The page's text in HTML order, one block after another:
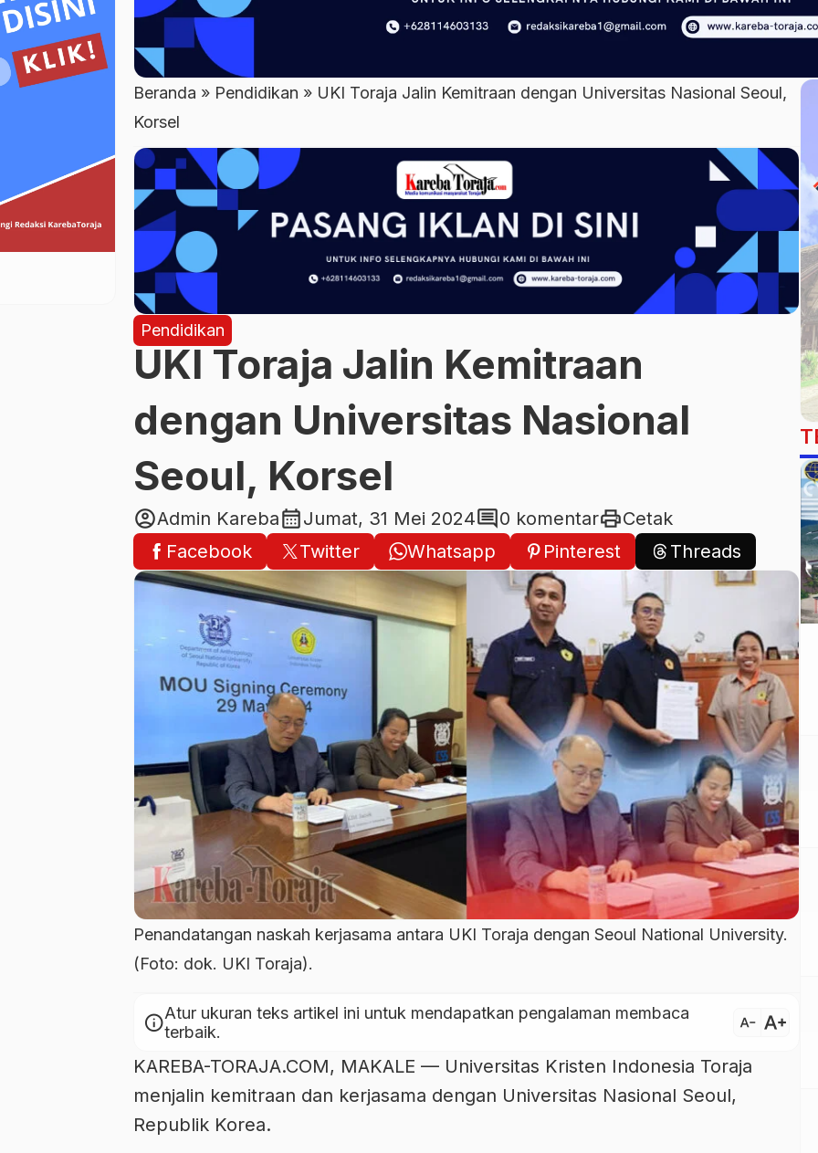
Beranda » Pendidikan » UKI Toraja Jalin Kemitraan dengan Universitas Nasional Seoul,
Korsel
Pendidikan
UKI Toraja Jalin Kemitraan
dengan Universitas Nasional
Seoul, Korsel
account_circleAdmin Karebacalendar_monthJumat, 31 Mei 2024comment0 komentarprintCetak
Facebook
Twitter Whatsapp Pinterest Threads
Penandatangan naskah kerjasama antara UKI Toraja dengan Seoul National University.
(Foto: dok. UKI Toraja).
infoAtur ukuran teks artikel ini untuk mendapatkan pengalaman membaca
terbaik.
text_decrease text_increase
KAREBA-TORAJA.COM, MAKALE — Universitas Kristen Indonesia Toraja
menjalin kemitraan dan kerjasama dengan Universitas Nasional Seoul,
Republik Korea.